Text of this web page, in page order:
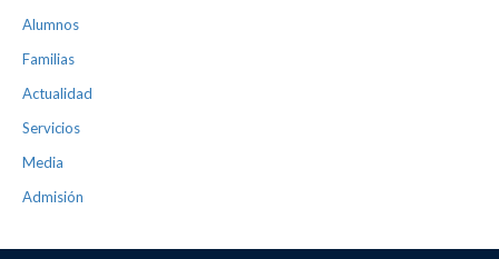
Alumnos
Familias
Actualidad
Servicios
Media
Admisión